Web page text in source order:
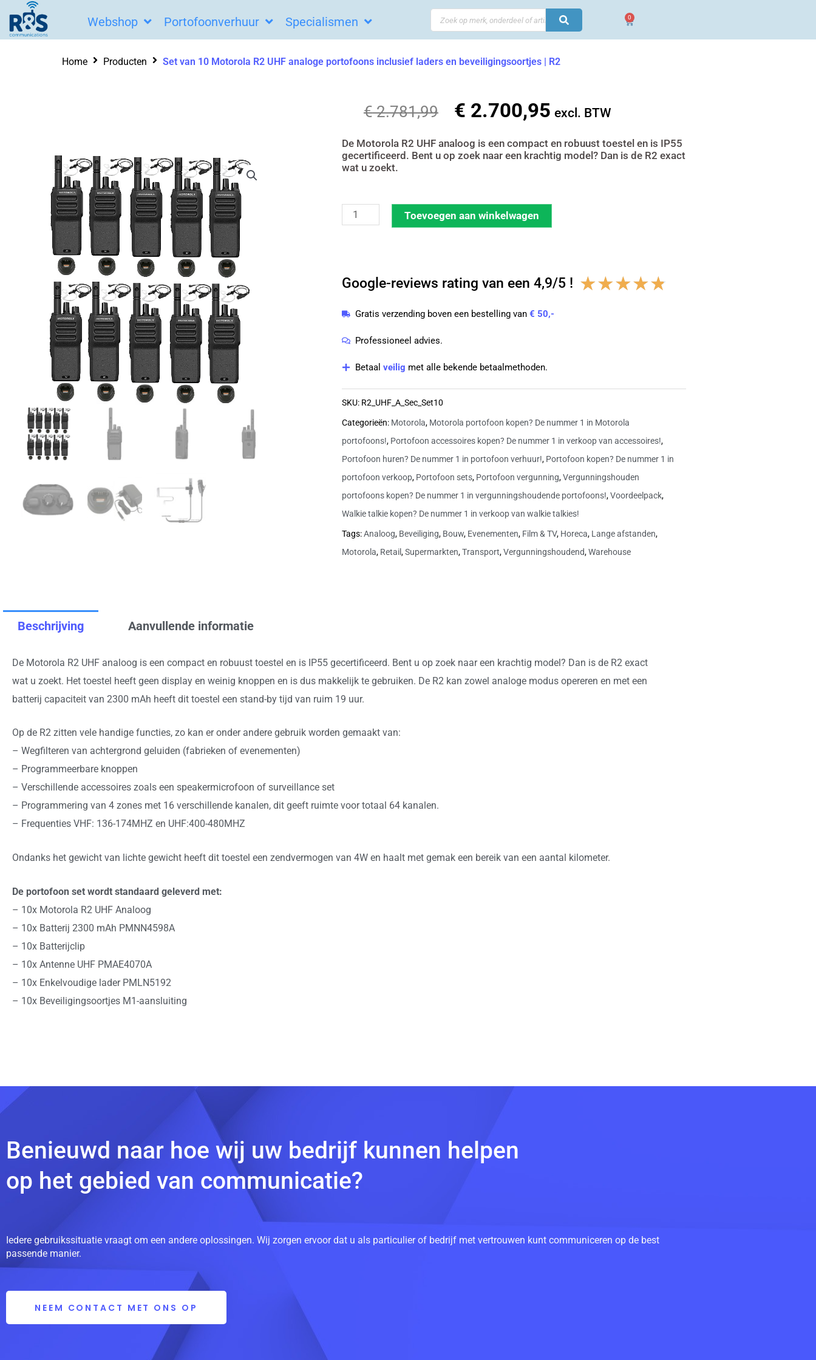
naar
Webshop Portofoonverhuur Specialismen
Search
...
0
Winkelwagen
Home Producten Set van 10 Motorola R2 UHF analoge portofoons inclusief laders en beveiligingsoortjes | R2
€2.781,99
Oorspronkelijke
was:
€ 2.781,99.
€ 2.700,95Huidige
is:
€ 2.700,95.
excl. BTW
De Motorola R2 UHF analoog is een compact en robuust toestel en is IP55
gecertificeerd. Bent u op zoek naar een krachtig model? Dan is de R2 exact
wat u zoekt.
Set
R2
analoge
portofoons
R2
Toevoegen aan winkelwagen
Google-reviews rating van een 4,9/5 ! ★★★★★
Gratis verzending boven een bestelling van€ 50,-
Professioneel advies.
Betaalveilig met alle bekende betaalmethoden.
SKU: R2_UHF_A_Sec_Set10
Categorieën: Motorola, Motorola portofoon kopen? De nummer 1 in Motorola
portofoons!, Portofoon accessoires kopen? De nummer 1 in verkoop van accessoires!,
Portofoon huren? De nummer 1 in portofoon verhuur!, Portofoon kopen? De nummer 1 in
portofoon verkoop, Portofoon sets, Portofoon vergunning,Vergunningshouden
portofoons kopen? De nummer 1 in vergunningshoudende portofoons!,Voordeelpack,
Walkie talkie kopen? De nummer 1 in verkoop van walkie talkies!
Tags:Analoog, Beveiliging, Bouw, Evenementen, Film & TV, Horeca, Lange afstanden,
Motorola, Retail,Supermarkten,Transport,Vergunningshoudend,Warehouse
Beschrijving Aanvullende informatie
De Motorola R2 UHF analoog is een compact en robuust toestel en is IP55 gecertificeerd. Bent u op zoek naar een krachtig model? Dan is de R2 exact
wat u zoekt. Het toestel heeft geen display en weinig knoppen en is dus makkelijk te gebruiken. De R2 kan zowel analoge modus opereren en met een
batterij capaciteit van 2300 mAh heeft dit toestel een stand-by tijd van ruim 19 uur.
Op de R2 zitten vele handige functies, zo kan er onder andere gebruik worden gemaakt van:
– Wegfilteren van achtergrond geluiden (fabrieken of evenementen)
– Programmeerbare knoppen
– Verschillende accessoires zoals een speakermicrofoon of surveillance set
– Programmering van 4 zones met 16 verschillende kanalen, dit geeft ruimte voor totaal 64 kanalen.
– Frequenties VHF: 136-174MHZ en UHF:400-480MHZ
Ondanks het gewicht van lichte gewicht heeft dit toestel een zendvermogen van 4W en haalt met gemak een bereik van een aantal kilometer.
De portofoon set wordt standaard geleverd met:
– 10x Motorola R2 UHF Analoog
– 10x Batterij 2300 mAh PMNN4598A
– 10x Batterijclip
– 10x Antenne UHF PMAE4070A
– 10x Enkelvoudige lader PMLN5192
– 10x Beveiligingsoortjes M1-aansluiting
Benieuwd naar hoe wij uw bedrijf kunnen helpen
op het gebied van communicatie?
Iedere gebruikssituatie vraagt om een andere oplossingen. Wij zorgen ervoor dat u als particulier of bedrijf met vertrouwen kunt communiceren op de best
passende manier.
NEEM CONTACT MET ONS OP